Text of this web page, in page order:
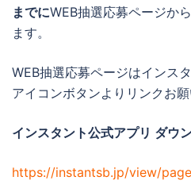
までにWEB抽選応募ページか
ます。
WEB抽選応募ページはインス
アイコンボタンよりリンクお願
インスタント公式アプリ ダウ
https://instantsb.jp/view/